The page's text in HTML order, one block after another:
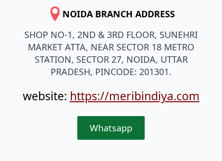
NOIDA BRANCH ADDRESS
SHOP NO-1, 2ND & 3RD FLOOR, SUNEHRI
MARKET ATTA, NEAR SECTOR 18 METRO
STATION, SECTOR 27, NOIDA, UTTAR
PRADESH, PINCODE: 201301.
website: https://meribindiya.com
Whatsapp